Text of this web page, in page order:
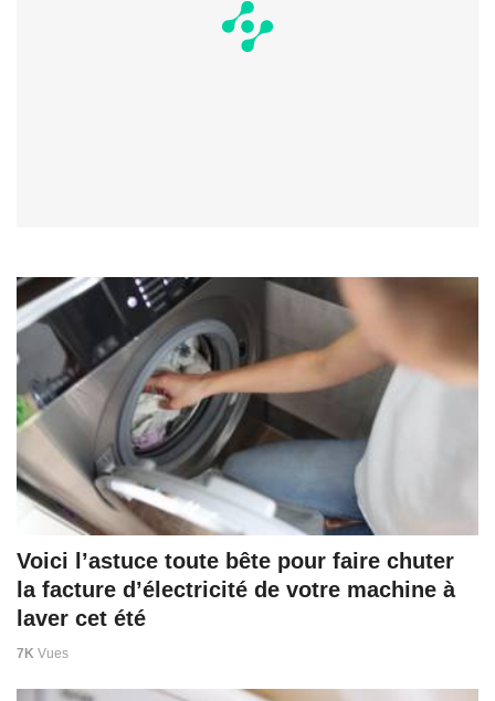
Voici l’astuce toute bête pour faire chuter
la facture d’électricité de votre machine à
laver cet été
7K Vues